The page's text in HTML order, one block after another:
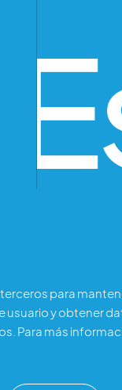
para
usuario y obtener
Para más